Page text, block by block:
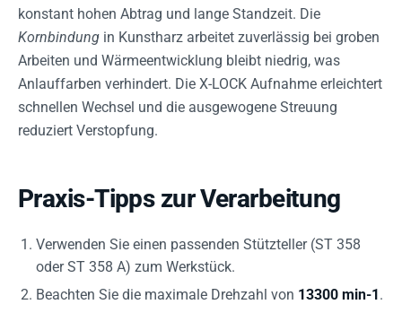
konstant hohen Abtrag und lange Standzeit. Die
Kornbindung in Kunstharz arbeitet zuverlässig bei groben
Arbeiten und Wärmeentwicklung bleibt niedrig, was
Anlauffarben verhindert. Die X-LOCK Aufnahme erleichtert
schnellen Wechsel und die ausgewogene Streuung
reduziert Verstopfung.
Praxis-Tipps zur Verarbeitung
Verwenden Sie einen passenden Stützteller (ST 358
oder ST 358 A) zum Werkstück.
Beachten Sie die maximale Drehzahl von 13300 min-1.